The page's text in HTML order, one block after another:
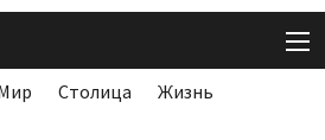
Столица
Жизнь